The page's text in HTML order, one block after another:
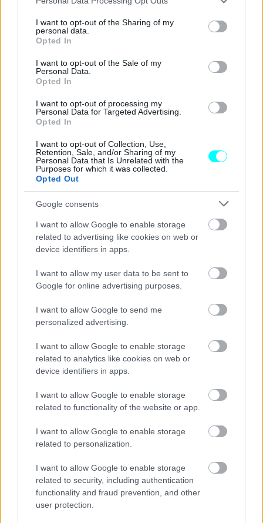
not limited to your visit or usage behaviour. You may click to
grant or deny consent to Google and its third-party tags to
use your data for below specified purposes in below Google
consent section.
I want to opt-out of the Sharing of my
personal data.
Opted In
I want to opt-out of the Sale of my
Personal Data.
Opted In
I want to opt-out of processing my
Personal Data for Targeted Advertising.
Opted In
I want to opt-out of Collection, Use,
Retention, Sale, and/or Sharing of my
Personal Data that Is Unrelated with the
Purposes for which it was collected.
Opted Out
Google consents
I want to allow Google to enable storage
related to advertising like cookies on web or
device identifiers in apps.
I want to allow my user data to be sent to
Google for online advertising purposes.
I want to allow Google to send me
personalized advertising.
I want to allow Google to enable storage
related to analytics like cookies on web or
device identifiers in apps.
I want to allow Google to enable storage
related to functionality of the website or app.
I want to allow Google to enable storage
related to personalization.
I want to allow Google to enable storage
related to security, including authentication
functionality and fraud prevention, and other
user protection.